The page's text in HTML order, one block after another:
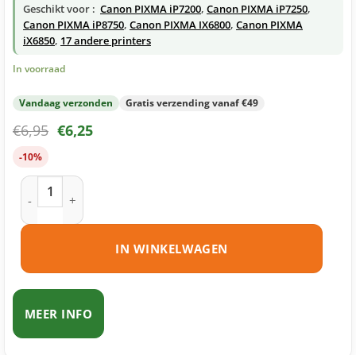
Geschikt voor : Canon PIXMA iP7200, Canon PIXMA iP7250,
Canon PIXMA iP8750, Canon PIXMA IX6800, Canon PIXMA
iX6850, 17 andere printers
In voorraad
Vandaag verzonden Gratis verzending vanaf €49
€6,95 €6,25
-10%
Canon CLI-551Y XL inktcartridge geel huismerk aantal
IN WINKELWAGEN
MEER INFO